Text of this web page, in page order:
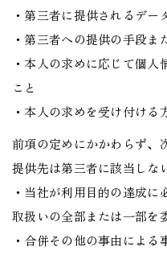
・第三者に提供されるデー
・第三者への提供の手段ま
・本人の求めに応じて個
こと
・本人の求めを受け付ける
前項の定めにかかわらず、
提供先は第三者に該当しな
・当社が利用目的の達成
取扱いの全部または一部を
・合併その他の事由によ